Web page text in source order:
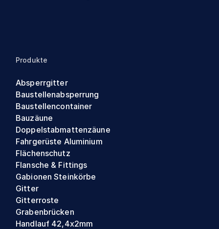
Produkte
Absperrgitter
Baustellenabsperrung
Baustellencontainer
Bauzäune
Doppelstabmattenzäune
Fahrgerüste Aluminium
Flächenschutz
Flansche & Fittings
Gabionen Steinkörbe
Gitter
Gitterroste
Grabenbrücken
Handlauf 42,4x2mm